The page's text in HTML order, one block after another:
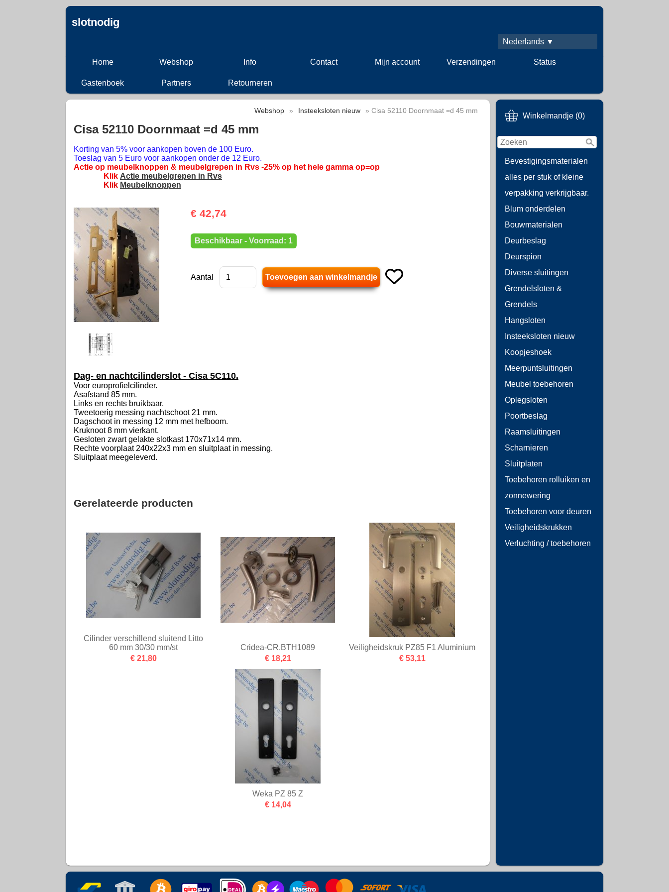
slotnodig
Nederlands ▼
Home Webshop Info Contact Mijn account Verzendingen Status
Gastenboek Partners Retourneren
Winkelmandje (0)
Bevestigingsmaterialen
alles per stuk of kleine
verpakking verkrijgbaar.
Blum onderdelen
Bouwmaterialen
Deurbeslag
Deurspion
Diverse sluitingen
Grendelsloten &
Grendels
Hangsloten
Insteeksloten nieuw
Koopjeshoek
Meerpuntsluitingen
Meubel toebehoren
Oplegsloten
Poortbeslag
Raamsluitingen
Scharnieren
Sluitplaten
Toebehoren rolluiken en
zonnewering
Toebehoren voor deuren
Veiligheidskrukken
Verluchting / toebehoren
Webshop » Insteeksloten nieuw » Cisa 52110 Doornmaat =d 45 mm
Cisa 52110 Doornmaat =d 45 mm
Korting van 5% voor aankopen boven de 100 Euro.
Toeslag van 5 Euro voor aankopen onder de 12 Euro.
Actie op meubelknoppen & meubelgrepen in Rvs -25% op het hele gamma op=op
Klik Actie meubelgrepen in Rvs
Klik Meubelknoppen
€ 42,74
Beschikbaar - Voorraad: 1
Aantal
Dag- en nachtcilinderslot - Cisa 5C110.
Voor europrofielcilinder.
Asafstand 85 mm.
Links en rechts bruikbaar.
Tweetoerig messing nachtschoot 21 mm.
Dagschoot in messing 12 mm met hefboom.
Kruknoot 8 mm vierkant.
Gesloten zwart gelakte slotkast 170x71x14 mm.
Rechte voorplaat 240x22x3 mm en sluitplaat in messing.
Sluitplaat meegeleverd.
Gerelateerde producten
Cilinder verschillend sluitend Litto
60 mm 30/30 mm/st
€ 21,80
Cridea-CR.BTH1089
€ 18,21
Veiligheidskruk PZ85 F1 Aluminium
€ 53,11
Weka PZ 85 Z
€ 14,04